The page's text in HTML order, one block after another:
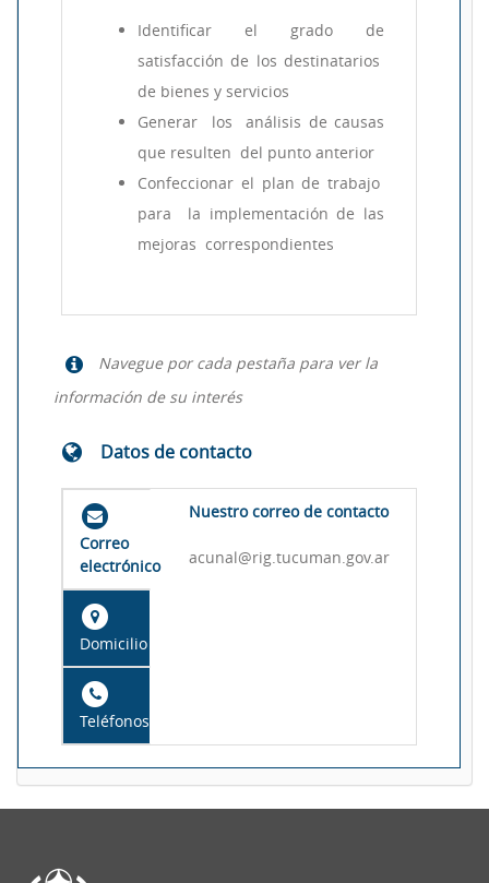
Identificar el grado de
satisfacción de los destinatarios
de bienes y servicios
Generar los análisis de causas
que resulten del punto anterior
Confeccionar el plan de trabajo
para la implementación de las
mejoras correspondientes
Navegue por cada pestaña para ver la
información de su interés
Datos de contacto
Correo
electrónico
Domicilio
Teléfonos
Nuestro correo de contacto
acunal@rig.tucuman.gov.ar